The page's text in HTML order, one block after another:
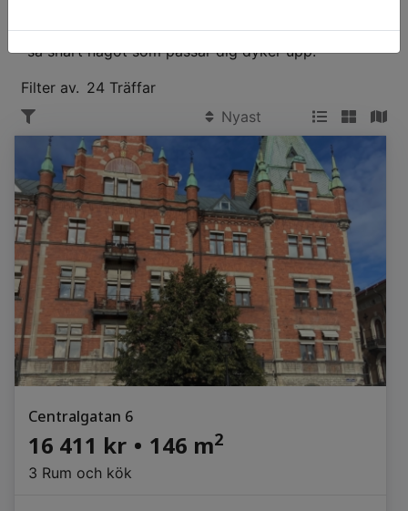
tillfället. Skapa gärna ett konto – då får du en notis
så snart något som passar dig dyker upp.
Filter av. 24 Träffar
Centralgatan 6
16 411 kr • 146 m2
3 Rum och kök